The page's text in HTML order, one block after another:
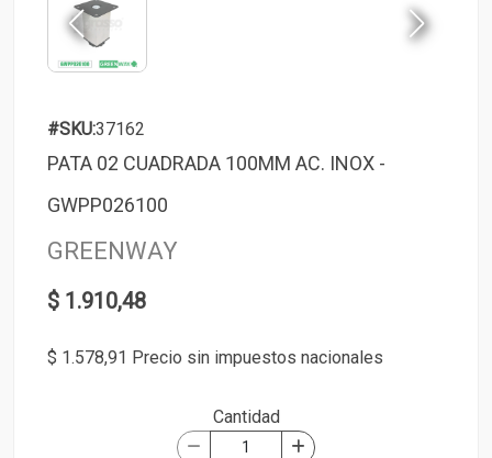
#SKU:37162
PATA 02 CUADRADA 100MM AC. INOX -
GWPP026100
GREENWAY
$ 1.910,48
$ 1.578,91 Precio sin impuestos nacionales
Cantidad